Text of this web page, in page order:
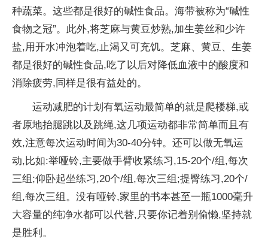
种蔬菜。这些都是很好的碱性食品。海带被称为“碱性
食物之冠”。此外,将芝麻与黄豆炒熟,加生姜丝和少许
盐,用开水冲泡着吃,止渴又可充饥。芝麻、黄豆、生姜
都是很好的碱性食品,吃了以后对降低血液中的酸度和
消除疲劳,同样是很有益处的。
运动减肥的计划有氧运动最简单的就是爬楼梯,或
者原地抬腿跳以及跳绳,这几项运动都非常简单而且有
效,注意每次运动时间为30-40分钟。还可以做无氧运
动,比如:举哑铃,主要做手臂收紧练习,15-20个/组,每次
三组;仰卧起坐练习,20个/组,每次三组;提臀练习,20个/
组,每次三组。没有哑铃,家里的书本甚至一瓶1000毫升
大容量的纯净水都可以代替,只要你记着别偷懒,坚持就
是胜利。